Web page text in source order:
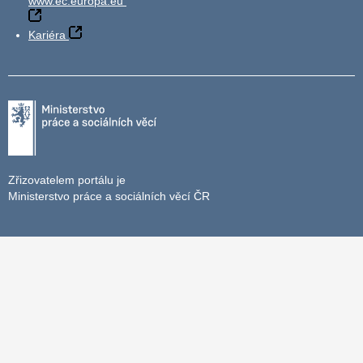
Kariéra
Zřizovatelem portálu je
Ministerstvo práce a sociálních věcí ČR